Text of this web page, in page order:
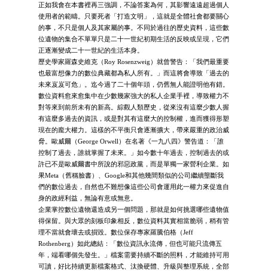
正如我會在本書裡再三強調，不論答案為何，其影響遠遠超過個人
使用者的範疇。只要死者「打造文明」，這就是全體社會都要關心
的事，不只是個人及其家屬的事。不同於過往的歷史資料，這些數
位遺物的集合不單單只是二十一世紀初期生活的反映或呈現，它們
正逐漸變成二十一世紀的生活本身。
歷史學家羅森史維克（Roy Rosenzweig）就曾警告：「我們最重要
也最富想像力的數位典藏都為私人所有。」而這將會導致「過去的
未來岌岌可危」。迄今過了二十個年頭，仍舊無人能證明他有錯。
數位資料愈來愈集中在少數幾家強大的私人企業手裡，導致權力不
對等來到前所未有的新高。綜觀人類歷史，從來沒有這麼少數人握
有這麼多過去的資訊，或是對其有這麼大的控制權，進而獲得形塑
現在的龐大權力。這樣的不平衡只會逐漸擴大，帶來嚴重的政治威
脅。歐威爾（George Orwell）在名著《一九八四》警告道：「誰
控制了過去，誰就掌握了未來。」如今數十年過去，控制過去的或
許已不是歐威爾書中所說的邪惡政黨，而是單獨一家營利企業。如
果Meta（舊稱臉書）、Google和其他幾間類似的公司繼續壟斷我
們的數位過去，自然也不難想像這些公司會運用此一權力來促進自
身的政經利益，無論有意或無意。
企業掌控數位遺物還造成另一個問題，那就是如何挑選哪些遺物值
得保留。與大眾的刻板印象相反，數位資料其實相當脆弱，稍有管
理不當就會壞去或損毀。數位保存專家羅騰伯格（Jeff
Rothenberg）如此總結：「數位資訊永流傳，但也可能只流傳五
年，端看哪個先發生。」檔案需要持續不斷的照料，才能維持可用
可讀，好比持續更新檔案格式、汰換硬體、升級與整理系統，全部